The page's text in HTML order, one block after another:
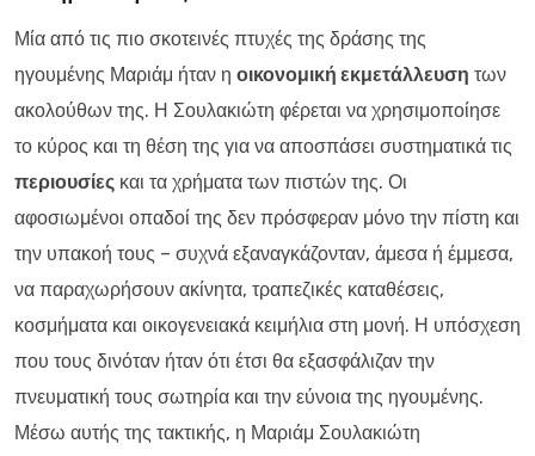
Μία από τις πιο σκοτεινές πτυχές της δράσης της
ηγουμένης Μαριάμ ήταν η οικονομική εκμετάλλευση των
ακολούθων της. Η Σουλακιώτη φέρεται να χρησιμοποίησε
το κύρος και τη θέση της για να αποσπάσει συστηματικά τις
περιουσίες και τα χρήματα των πιστών της. Οι
αφοσιωμένοι οπαδοί της δεν πρόσφεραν μόνο την πίστη και
την υπακοή τους – συχνά εξαναγκάζονταν, άμεσα ή έμμεσα,
να παραχωρήσουν ακίνητα, τραπεζικές καταθέσεις,
κοσμήματα και οικογενειακά κειμήλια στη μονή. Η υπόσχεση
που τους δινόταν ήταν ότι έτσι θα εξασφάλιζαν την
πνευματική τους σωτηρία και την εύνοια της ηγουμένης.
Μέσω αυτής της τακτικής, η Μαριάμ Σουλακιώτη